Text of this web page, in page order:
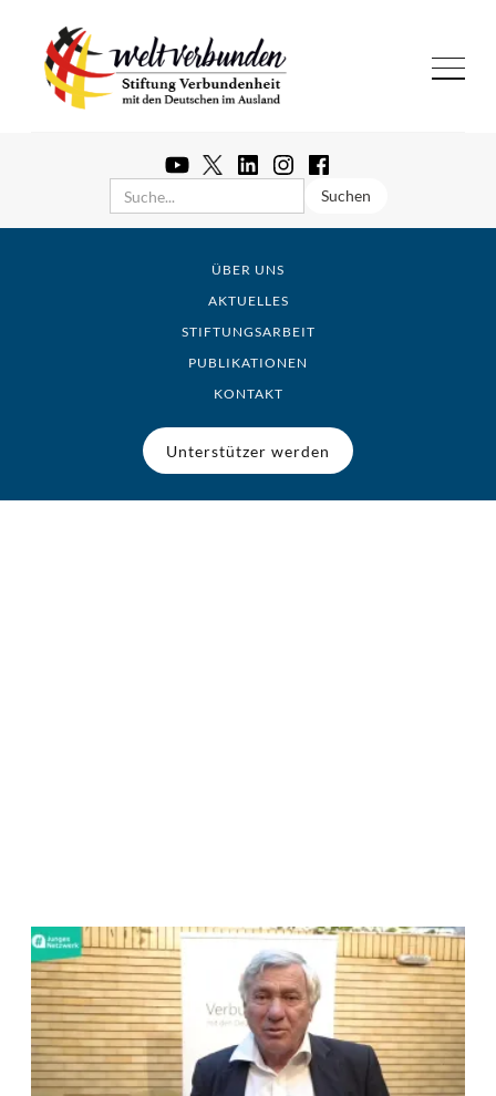
ÜBER UNS
AKTUELLES
STIFTUNGSARBEIT
PUBLIKATIONEN
KONTAKT
Unterstützer werden